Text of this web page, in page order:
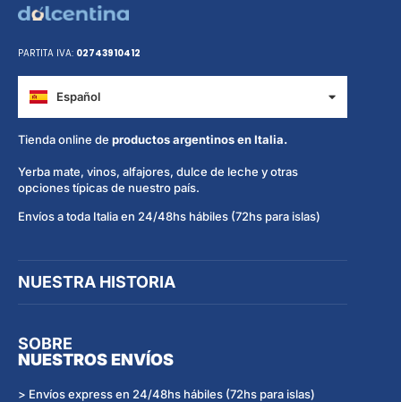
PARTITA IVA: 02743910412
Español
Italiano
Tienda online de productos argentinos en Italia.
Yerba mate, vinos, alfajores, dulce de leche y otras
opciones típicas de nuestro país.
Envíos a toda Italia en 24/48hs hábiles (72hs para islas)
NUESTRA HISTORIA
SOBRE
NUESTROS ENVÍOS
> Envíos express en 24/48hs hábiles (72hs para islas)